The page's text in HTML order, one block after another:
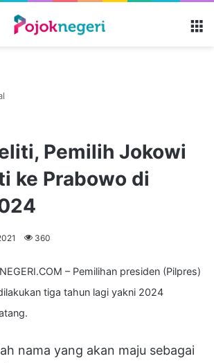
Pemilih Jokowi
ke Prabowo di
360
– Pemilihan presiden (Pilpres)
tiga tahun lagi yakni 2024
nama yang akan maju sebagai